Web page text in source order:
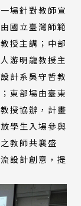
場針對教師宣
國立臺灣師範
授主講；中部
游明龍教授主
計系吳守哲教
東部場由臺東
授協辦， 計畫
學生入場參與
教師共襄盛
設計創意，提